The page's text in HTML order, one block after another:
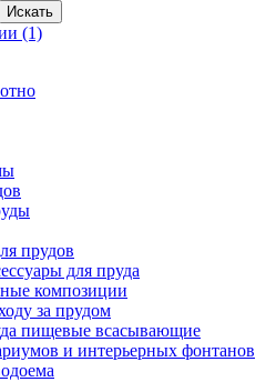
(1)
прудов
для пруда
композиции
за прудом
пищевые всасывающие
и интерьерных фонтанов